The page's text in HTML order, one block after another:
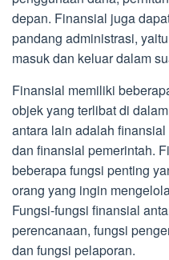
depan. Finansial juga
pandang administrasi,
masuk dan keluar dalam
Finansial memiliki
objek yang terlibat di
antara lain adalah
dan finansial pemerintah.
beberapa fungsi penting
orang yang ingin
Fungsi-fungsi finansial
perencanaan, fungsi
dan fungsi pelaporan.